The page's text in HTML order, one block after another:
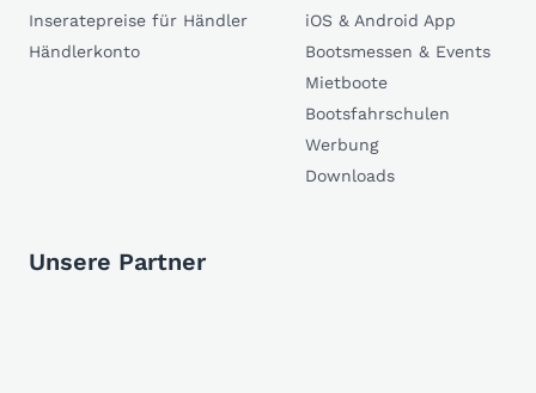
Inseratepreise für Händler
Händlerkonto
iOS & Android App
Bootsmessen & Events
Mietboote
Bootsfahrschulen
Werbung
Downloads
Unsere Partner